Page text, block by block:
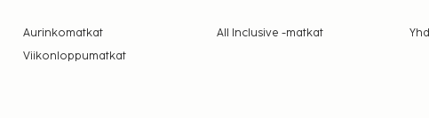
Aurinkomatkat All Inclusive -matkat
Viikonloppumatkat